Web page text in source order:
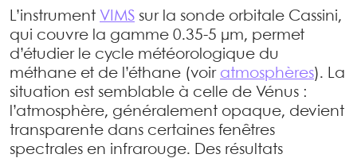
L’instrument VIMS sur la sonde orbitale Cassini,
qui couvre la gamme 0.35-5 µm, permet
d’étudier le cycle météorologique du
méthane et de l’éthane (voir atmosphères). La
situation est semblable à celle de Vénus :
l’atmosphère, généralement opaque, devient
transparente dans certaines fenêtres
spectrales en infrarouge. Des résultats